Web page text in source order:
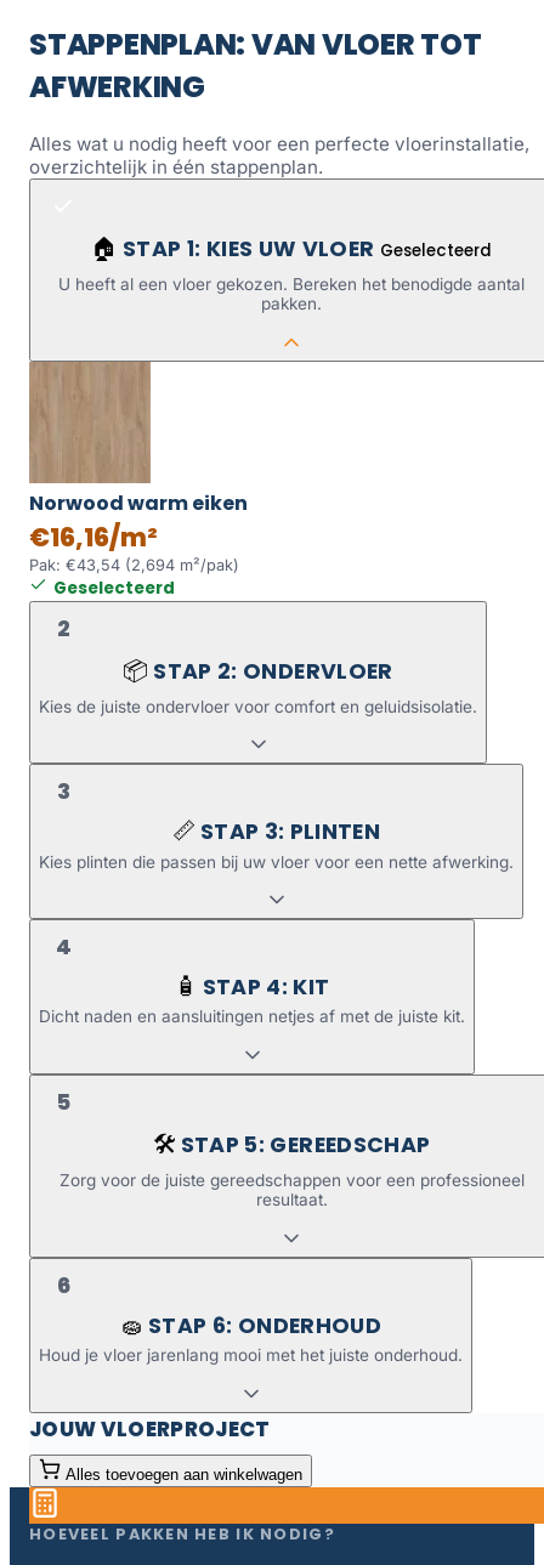
STAPPENPLAN: VAN VLOER TOT
AFWERKING
Alles wat u nodig heeft voor een perfecte vloerinstallatie,
overzichtelijk in één stappenplan.
🏠 STAP 1: KIES UW VLOER Geselecteerd
U heeft al een vloer gekozen. Bereken het benodigde aantal
pakken.
Norwood warm eiken
€16,16/m²
Pak: €43,54 (2,694 m²/pak)
Geselecteerd
2
📦 STAP 2: ONDERVLOER
Kies de juiste ondervloer voor comfort en geluidsisolatie.
3
📏 STAP 3: PLINTEN
Kies plinten die passen bij uw vloer voor een nette afwerking.
4
🧴 STAP 4: KIT
Dicht naden en aansluitingen netjes af met de juiste kit.
5
🛠️ STAP 5: GEREEDSCHAP
Zorg voor de juiste gereedschappen voor een professioneel
resultaat.
6
🧽 STAP 6: ONDERHOUD
Houd je vloer jarenlang mooi met het juiste onderhoud.
JOUW VLOERPROJECT
Alles toevoegen aan winkelwagen
HOEVEEL PAKKEN HEB IK NODIG?